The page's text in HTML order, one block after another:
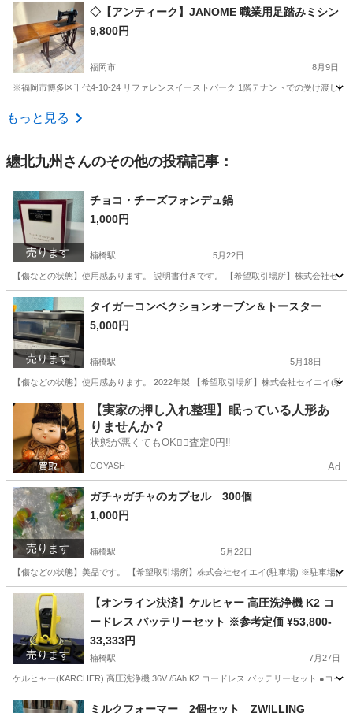
福岡 福岡市 オーディオ
◇【アンティーク】JANOME 職業用足踏みミシン
9,800円
福岡市 8月9日
※福岡市博多区千代4-10-24 リファレンスイーストパーク 1階テナントでの受け渡し
福岡 福岡市
もっと見る
纏北九州 さんのその他の投稿記事：
売ります
チョコ・チーズフォンデュ鍋
1,000円
楠橋駅 5月22日
【傷などの状態】使用感あります。 説明書付きです。 【希望取引場所】株式会社セ
福岡 北九州市 楠橋駅 キッチン家電 チョコ
売ります
タイガーコンベクションオーブン＆トースター
5,000円
楠橋駅 5月18日
【傷などの状態】使用感あります。 2022年製 【希望取引場所】株式会社セイエイ(
福岡 北九州市 楠橋駅 キッチン家電
コンベクションオーブン
【実家の押し入れ整理】眠っている人形あ
りませんか？
状態が悪くてもOK🙆‍♀️査定0円‼️
COYASH Ad
売ります
ガチャガチャのカプセル 300個
1,000円
楠橋駅 5月22日
【傷などの状態】美品です。 【希望取引場所】株式会社セイエイ(駐車場) ※駐車場
福岡 北九州市 楠橋駅 その他 ガチャガチャ
売ります
【オンライン決済】ケルヒャー 高圧洗浄機 K2 コ
ードレス バッテリーセット ※参考定価 ¥53,800-
33,333円
楠橋駅 7月27日
ケルヒャー(KARCHER) 高圧洗浄機 36V /5Ah K2 コードレス バッテリーセット ●コー
福岡 北九州市 楠橋駅
ミルクフォーマー 2個セット ZWILLING